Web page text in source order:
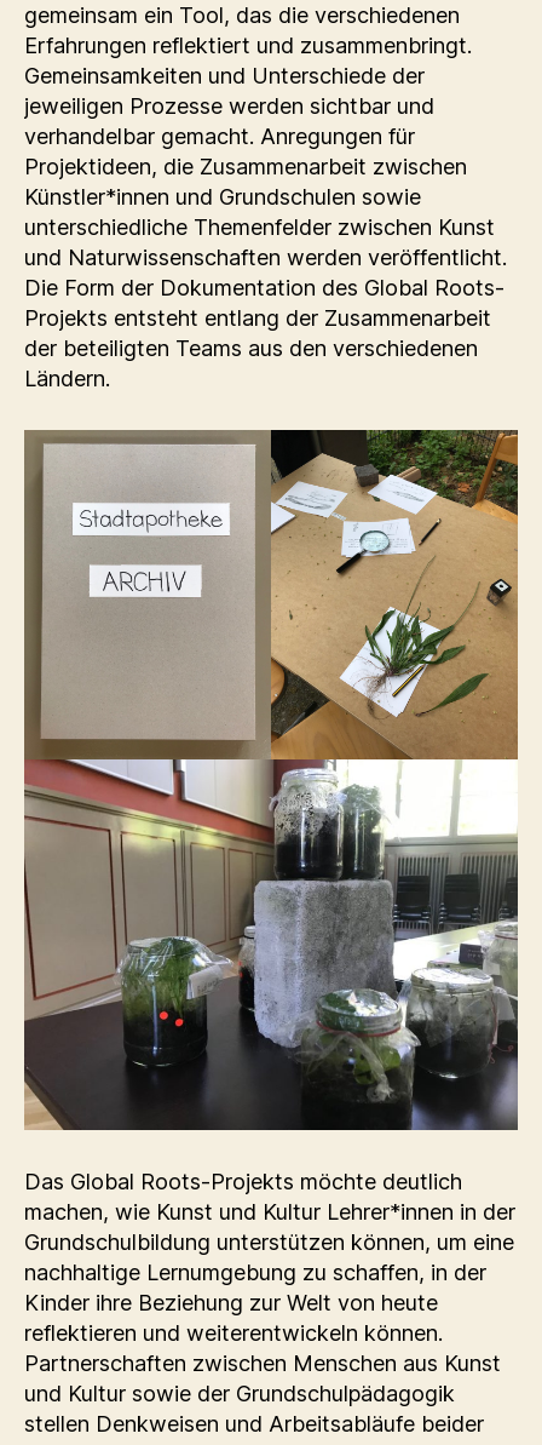
gemeinsam ein Tool, das die verschiedenen
Erfahrungen reflektiert und zusammenbringt.
Gemeinsamkeiten und Unterschiede der
jeweiligen Prozesse werden sichtbar und
verhandelbar gemacht. Anregungen für
Projektideen, die Zusammenarbeit zwischen
Künstler*innen und Grundschulen sowie
unterschiedliche Themenfelder zwischen Kunst
und Naturwissenschaften werden veröffentlicht.
Die Form der Dokumentation des Global Roots-
Projekts entsteht entlang der Zusammenarbeit
der beteiligten Teams aus den verschiedenen
Ländern.
Das Global Roots-Projekts möchte deutlich
machen, wie Kunst und Kultur Lehrer*innen in der
Grundschulbildung unterstützen können, um eine
nachhaltige Lernumgebung zu schaffen, in der
Kinder ihre Beziehung zur Welt von heute
reflektieren und weiterentwickeln können.
Partnerschaften zwischen Menschen aus Kunst
und Kultur sowie der Grundschulpädagogik
stellen Denkweisen und Arbeitsabläufe beider